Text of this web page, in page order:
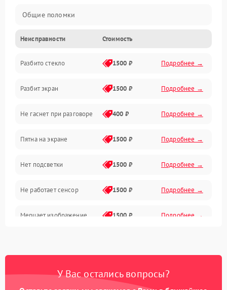
Общие поломки
Проблемы связи
Камеры
Проблемы с дисплеем и сенсором
Зарядка
Проблемы с питанием, зарядкой и аккумулятором
Проблемы с работой системы, корпусом и другие
Неисправности Стоимость
Разбито стекло 1500 ₽ Подробнее →
Разбит экран 1500 ₽ Подробнее →
Не гаснет при разговоре 400 ₽ Подробнее →
Пятна на экране 1500 ₽ Подробнее →
Нет подсветки 1500 ₽ Подробнее →
Не работает сенсор 1500 ₽ Подробнее →
Мерцает изображение 1500 ₽ Подробнее →
У Вас остались вопросы?